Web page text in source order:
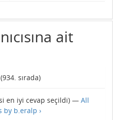
ait
934. sırada)
en iyi cevap seçildi) — All
by b.eralp ›